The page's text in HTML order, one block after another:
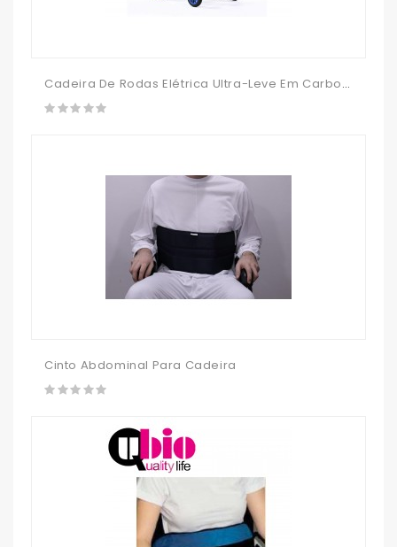
Cadeira De Rodas Elétrica Ultra-Leve Em Carbono Q50R Carbon
Cinto Abdominal Para Cadeira